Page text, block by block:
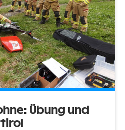
Übung und